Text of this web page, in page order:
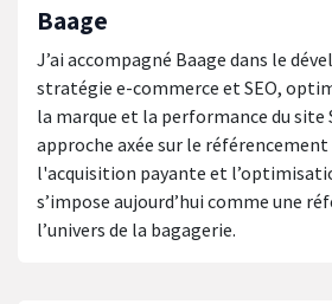
Baage
J’ai accompagné Baage dans le
stratégie e-commerce et SEO,
la marque et la performance du site
approche axée sur le
l'acquisition payante et
s’impose aujourd’hui comme une
l’univers de la bagagerie.